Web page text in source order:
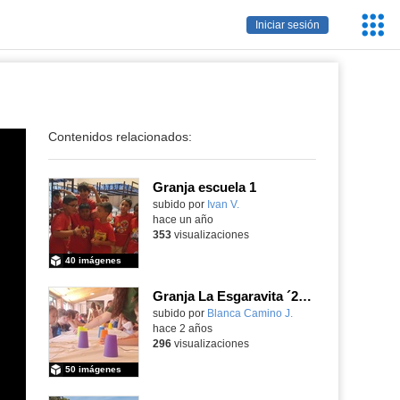
Iniciar sesión
Contenidos relacionados:
Granja escuela 1
Contenido educativo.
subido por Ivan V.
40 imágenes
hace un año
353visualizaciones
Granja La Esgaravita ´24 (1)
subido por Blanca Camino J.
50 imágenes
hace 2 años
296visualizaciones